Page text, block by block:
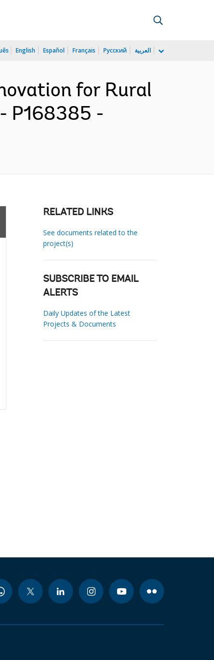
English Español Français Русский العربية
for Rural
P168385 -
RELATED LINKS
See documents related to the
project(s)
SUBSCRIBE TO EMAIL
ALERTS
Daily Updates of the Latest
Projects & Documents